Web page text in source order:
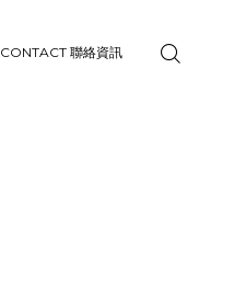
CONTACT 聯絡資訊